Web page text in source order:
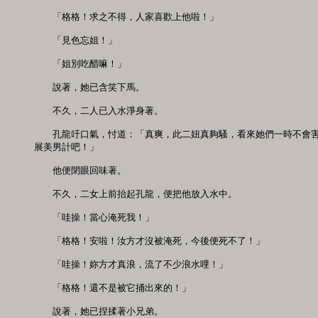
「格格！求之不得，人家喜歡上他啦！」
「見色忘姐！」
「姐別吃醋嘛！」
說著，她已含笑下馬。
不久，二人已入水淨身著。
孔龍吁口氣，忖道：「真爽，此二妞真夠騷，看來她們一時不會
展美男計吧！」
他便閉眼回味著。
不久，二女上前抬起孔龍，便把他放入水中。
「哇操！當心淹死我！」
「格格！安啦！汝方才沒被淹死，今後便死不了！」
「哇操！妳方才真浪，流了不少浪水哩！」
「格格！還不是被它捅出來的！」
說著，她已捏揉著小兄弟。